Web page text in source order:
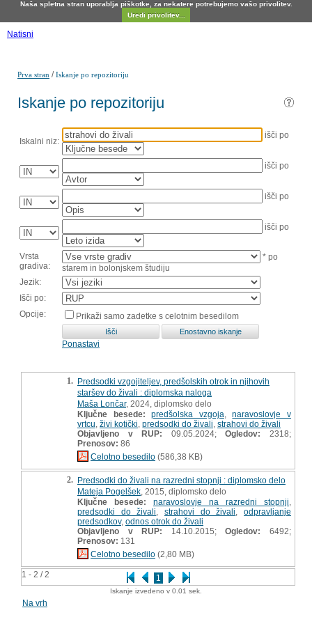
Naša spletna stran uporablja piškotke, za nekatere potrebujemo vašo privolitev.
Uredi privolitev...
Natisni
Prva stran /Iskanje po repozitoriju
Iskanje po repozitoriju
Iskalni niz:
išči po
išči po
išči po
išči po
Vrsta
gradiva:
* po
starem in bolonjskem študiju
Jezik:
Išči po:
Opcije:
Prikaži samo zadetke s celotnim besedilom
Ponastavi
1 - 2 / 2 1
1. Predsodki vzgojiteljev, predšolskih otrok in njihovih
staršev do živali : diplomska naloga
Maša Lončar, 2024, diplomsko delo
Ključne besede:
predšolska vzgoja ,naravoslovje v
vrtcu živi kotički predsodki do živali strahovi do živali
Objavljeno v RUP: 09.05.2024;Ogledov:
2318;
Prenosov: 86
Celotno besedilo (586,38 KB)
2. Predsodki do živali na razredni stopnji : diplomsko delo
Mateja Pogelšek , 2015, diplomsko delo
Ključne besede:
naravoslovje na razredni stopnji
predsodki do živali ,strahovi do živali ,odpravljanje
predsodkov, odnos otrok do živali
Objavljeno v RUP: 14.10.2015;Ogledov:
6492;
Prenosov: 131
Celotno besedilo (2,80 MB)
Iskanje izvedeno v 0.01 sek.
Na vrh